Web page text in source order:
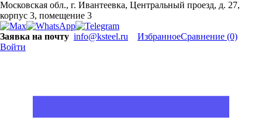
Московская обл., г. Ивантеевка, Центральный проезд, д. 27,
корпус 3, помещение 3
Заявка на почту info@ksteel.ru ИзбранноеСравнение (0)
Войти